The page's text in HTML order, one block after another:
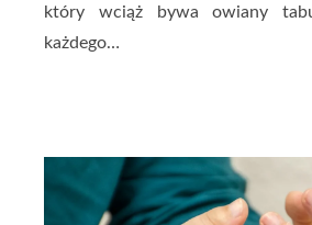
który wciąż bywa owiany
każdego…